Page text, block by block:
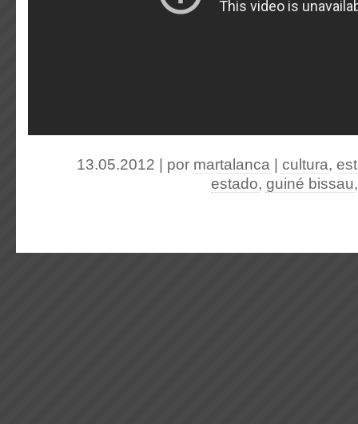
13.05.2012 | por martalanca cultura,
estado, guiné bissau